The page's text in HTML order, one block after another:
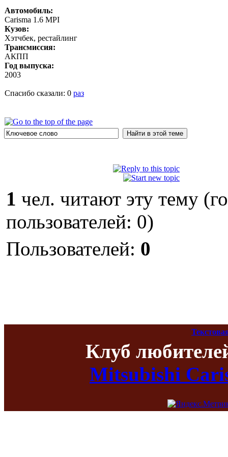
Автомобиль:
Carisma 1.6 MPI
Кузов:
Хэтчбек, рестайлинг
Трансмиссия:
АКПП
Год выпуска:
2003
Спасибо сказали: 0 раз
1 чел. читают эту тему
пользователей: 0)
Пользователей: 0
Клуб
Mitsubishi